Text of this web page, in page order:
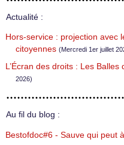
Actualité :
Hors-service : projection avec
citoyennes (Mercredi 1er juillet
L’Écran des droits : Les Balles
2026)
Au fil du blog :
Bestofdoc#6 - Sauve qui peut